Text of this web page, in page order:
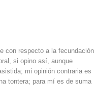
con respecto a la fecundación
si opino así, aunque
mi opinión contraria es
tontera; para mí es de suma